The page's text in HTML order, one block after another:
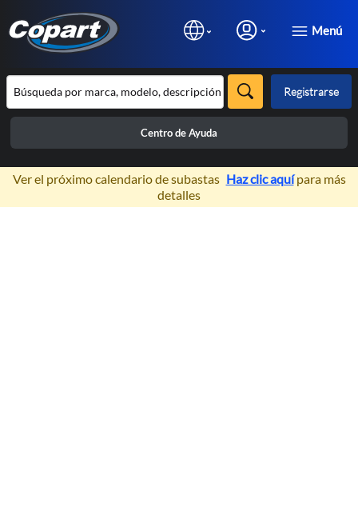
Menú
Registrarse
Centro de Ayuda
×
Ver el próximo calendario de subastas Haz clic aquípara más
detalles